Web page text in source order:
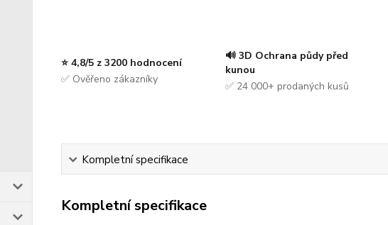
⭐ 4,8/5 z 3200 hodnocení
✅ Ověřeno zákazníky
🔊 3D Ochrana půdy před
kunou
✅ 24 000+ prodaných kusů
Kompletní specifikace
Kompletní specifikace